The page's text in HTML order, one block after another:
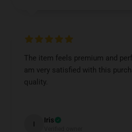
The item feels premium and
am very satisfied with this
quality.
I Iris